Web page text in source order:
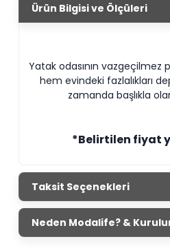
Ürün Bilgisi ve Ölçüleri
Yatak odasının vazgeçilmez
hem evindeki fazlalıkları
zamanda başlıkla
*Belirtilen fiyat
Taksit Seçenekleri
Neden Modalife? &